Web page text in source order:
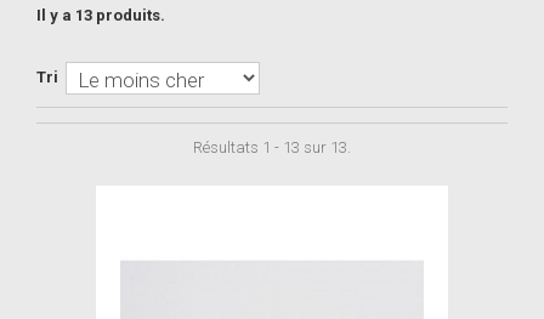
Il y a 13 produits.
Tri
Résultats 1 - 13 sur 13.